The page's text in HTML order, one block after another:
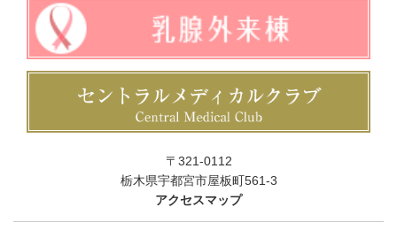
〒321-0112
栃木県宇都宮市屋板町561-3
アクセスマップ